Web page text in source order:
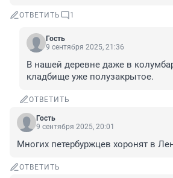
ОТВЕТИТЬ 1
Гость
9 сентября 2025, 21:36
В нашей деревне даже в
кладбище уже полузакрытое.
ОТВЕТИТЬ
Гость
9 сентября 2025, 20:01
Многих петербуржцев хоронят в
ОТВЕТИТЬ